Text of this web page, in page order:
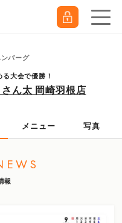
バーグ
大会で優勝！
ん太 岡崎羽根店
メニュー 写真
報